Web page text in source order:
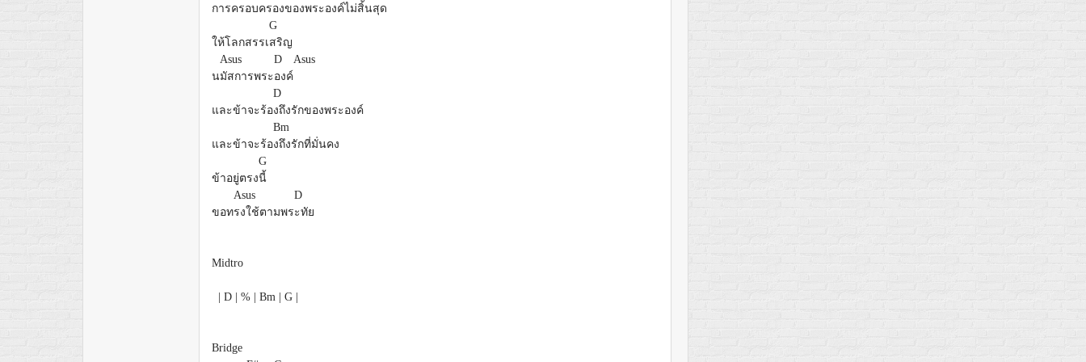
การครอบครองของพระองค์ไม่สิ้นสุด
G
ให้โลกสรรเสริญ
Asus
D
Asus
นมัสการพระองค์
D
และข้าจะร้องถึงรักของพระองค์
Bm
และข้าจะร้องถึงรักที่มั่นคง
G
ข้าอยู่ตรงนี้
Asus
D
ขอทรงใช้ตามพระทัย
Midtro
| D | % | Bm | G |
Bridge